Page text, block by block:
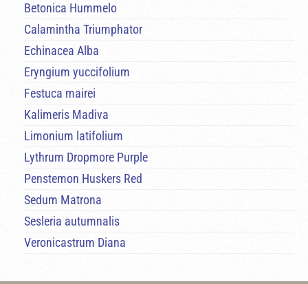
Betonica Hummelo
Calamintha Triumphator
Echinacea Alba
Eryngium yuccifolium
Festuca mairei
Kalimeris Madiva
Limonium latifolium
Lythrum Dropmore Purple
Penstemon Huskers Red
Sedum Matrona
Sesleria autumnalis
Veronicastrum Diana